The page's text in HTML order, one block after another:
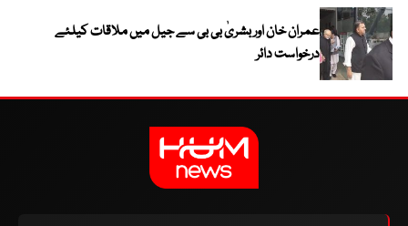
عمران خان اور بشریٰ بی بی سے جیل میں ملاقات کیلئے
درخواست دائر